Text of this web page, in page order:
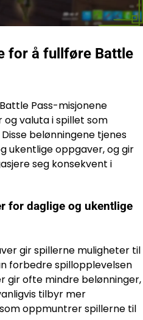
for å fullføre Battle
Pass-misjonene
og valuta i spillet som
belønningene tjenes
ukentlige oppgaver, og gir
seg konsekvent i
for daglige og ukentlige
gir spillerne muligheter til
forbedre spillopplevelsen
gir ofte mindre belønninger,
tilbyr mer
oppmuntrer spillerne til